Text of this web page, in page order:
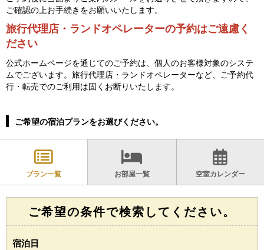
ご確認の上お手続きをお願いいたします。
旅行代理店・ランドオペレーターの予約はご遠慮く
ださい
公式ホームページを通じてのご予約は、個人のお客様対象のシステ
ムでございます。旅行代理店・ランドオペレーターなど、ご予約代
行・転売でのご利用は固くお断りいたします。
ご希望の宿泊プランをお選びください。
プラン一覧 お部屋一覧 空室カレンダー
ご希望の条件で検索してください。
宿泊日